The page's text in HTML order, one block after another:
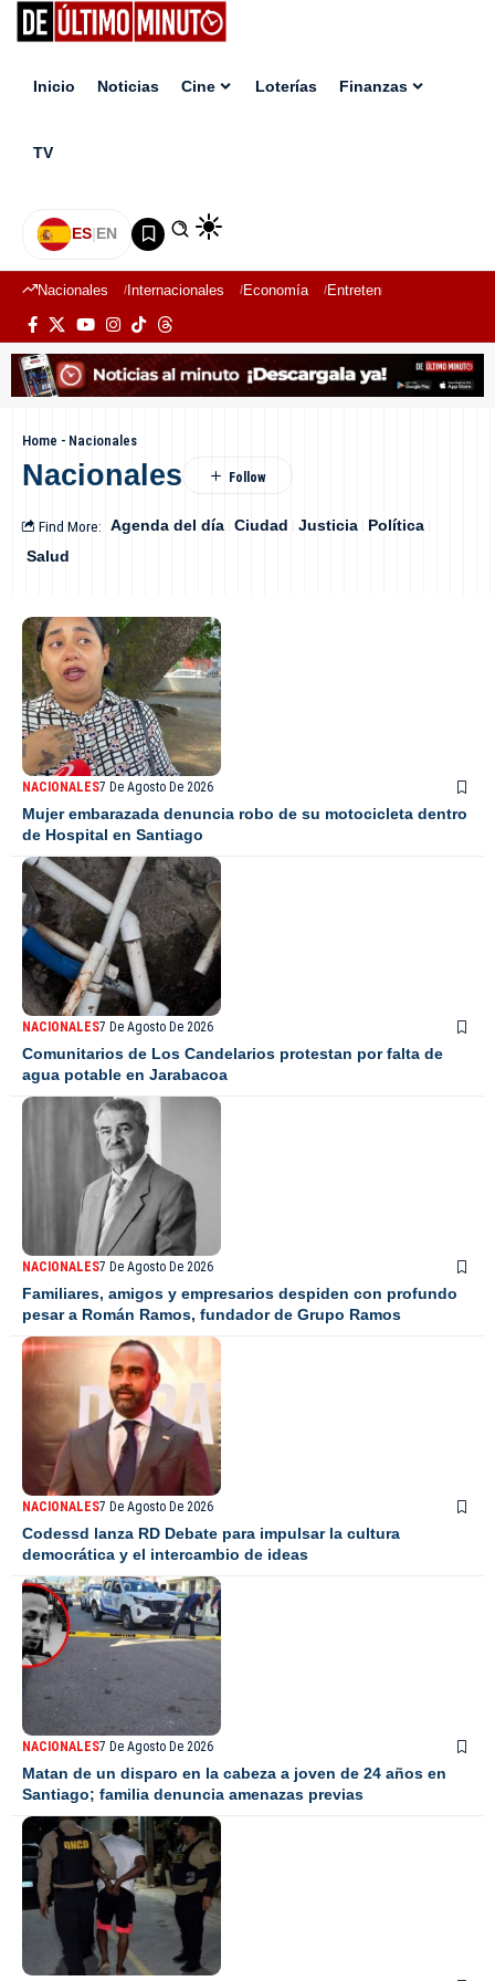
Inicio Noticias Cine Loterías Finanzas
TV
ES|EN
Nacionales Internacionales Economía Entretenimiento
Home - Nacionales
Nacionales
Find More: Agenda del día Ciudad Justicia
Política
Salud
NACIONALES7 De Agosto De 2026
Mujer embarazada denuncia robo de su motocicleta dentro
de Hospital en Santiago
NACIONALES7 De Agosto De 2026
Comunitarios de Los Candelarios protestan por falta de
agua potable en Jarabacoa
NACIONALES7 De Agosto De 2026
Familiares, amigos y empresarios despiden con profundo
pesar a Román Ramos, fundador de Grupo Ramos
NACIONALES7 De Agosto De 2026
Codessd lanza RD Debate para impulsar la cultura
democrática y el intercambio de ideas
NACIONALES7 De Agosto De 2026
Matan de un disparo en la cabeza a joven de 24 años en
Santiago; familia denuncia amenazas previas